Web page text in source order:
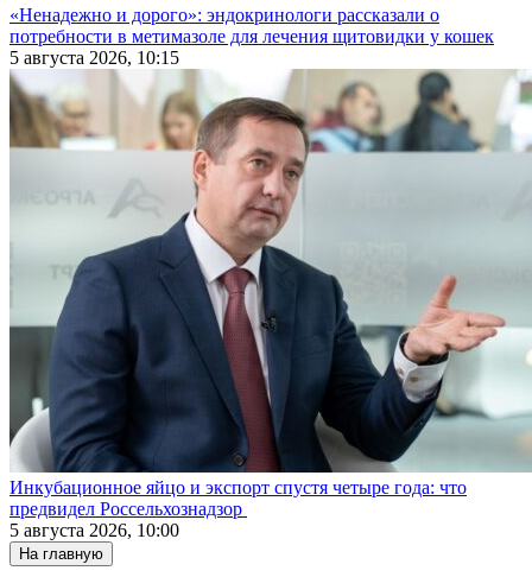
«Ненадежно и дорого»: эндокринологи рассказали о
потребности в метимазоле для лечения щитовидки у кошек
5 августа 2026, 10:15
Инкубационное яйцо и экспорт спустя четыре года: что
предвидел Россельхознадзор
5 августа 2026, 10:00
На главную